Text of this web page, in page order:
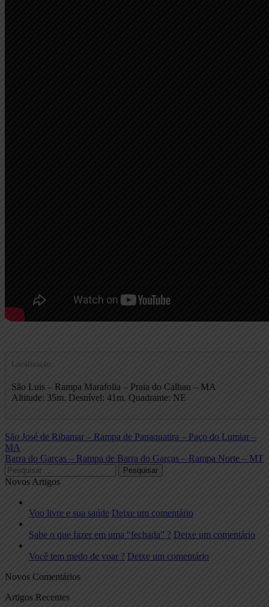
Localização:
São Luis – Rampa Marafolia – Praia do Calhau – MA
Altitude: 35m. Desnível: 41m. Quadrante: NE
Navegação
de
Post
Previous
post:
São José de Ribamar – Rampa de Panaquatira – Paço do Lumiar –
MA
Next
post:
Barra do Garças – Rampa de Barra do Garças – Rampa Norte – MT
Pesquisar
por:
Novos Artigos
Voo livre e sua saúde Deixe um comentário
Sabe o que fazer em uma “fechada” ? Deixe um comentário
Você tem medo de voar ? Deixe um comentário
Novos Comentários
Artigos Recentes